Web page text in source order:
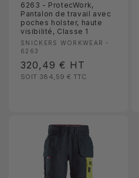
6263 - ProtecWork,
Pantalon de travail avec
poches holster, haute
visibilité, Classe 1
Fournisseur :
SNICKERS WORKWEAR -
6263
Prix
habituel
320,49 € HT
SOIT 384,59 € TTC